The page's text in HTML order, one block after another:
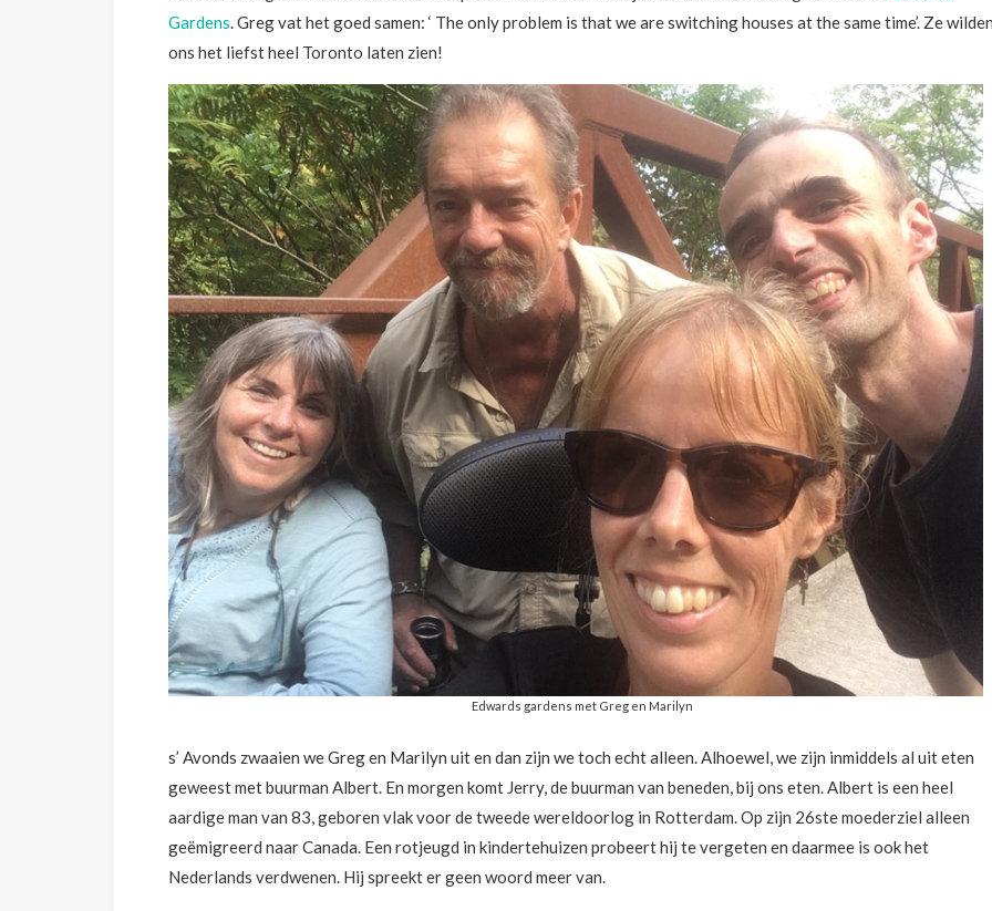
Gardens. Greg vat het goed samen: ‘ The only problem is that we are switching houses at the same time’. Ze
ons het liefst heel Toronto laten zien!
Edwards gardens met Greg en Marilyn
s’ Avonds zwaaien we Greg en Marilyn uit en dan zijn we toch echt alleen. Alhoewel, we zijn inmiddels al uit eten
geweest met buurman Albert. En morgen komt Jerry, de buurman van beneden, bij ons eten. Albert is een heel
aardige man van 83, geboren vlak voor de tweede wereldoorlog in Rotterdam. Op zijn 26ste moederziel alleen
geëmigreerd naar Canada. Een rotjeugd in kindertehuizen probeert hij te vergeten en daarmee is ook het
Nederlands verdwenen. Hij spreekt er geen woord meer van.